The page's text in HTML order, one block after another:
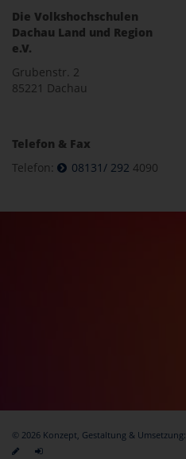
Die Volkshochschulen
Dachau Land und Region
e.V.
Grubenstr. 2
85221 Dachau
Telefon & Fax
Telefon:
08131/ 292 4090
© 2026 Konzept, Gestaltung & Umsetzung: